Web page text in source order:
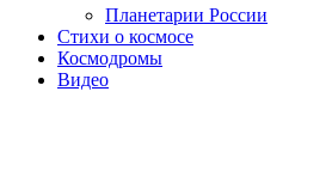
Планетарии России
Стихи о космосе
Космодромы
Видео